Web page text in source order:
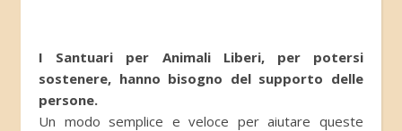
I Santuari per Animali Liberi, per potersi
sostenere, hanno bisogno del supporto delle
persone.
Un modo semplice e veloce per aiutare queste